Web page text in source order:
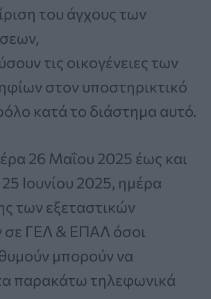
του άγχους των
τις οικογένειες των
στον υποστηρικτικό
κατά το διάστημα αυτό.
26 Μαΐου 2025 έως και
Ιουνίου 2025, ημέρα
των εξεταστικών
σε ΓΕΛ & ΕΠΑΛ όσοι
μπορούν να
παρακάτω τηλεφωνικά